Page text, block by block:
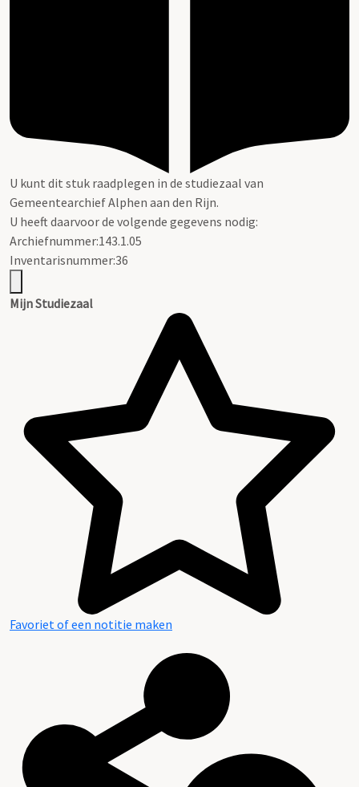
U kunt dit stuk raadplegen in de studiezaal van
Gemeentearchief Alphen aan den Rijn.
U heeft daarvoor de volgende gegevens nodig:
Archiefnummer:143.1.05
Inventarisnummer:36
Mijn Studiezaal
Favoriet of een notitie maken